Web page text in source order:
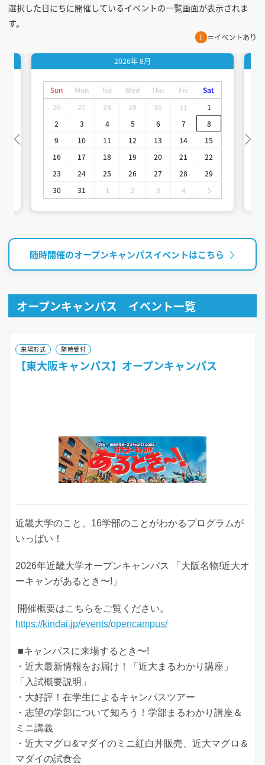
選択した日にちに開催しているイベントの一覧画面が表示されま
す。
1 ＝イベントあり
2026年8月
Sun Mon Tue Wed Thu Fri
Sat
26
27 28 29 30 31
1
2
3 4 5 6 7
8
9
10 11 12 13 14
15
16
17 18 19 20 21
22
23
24 25 26 27 28
29
30
31 1 2 3 4 5
随時開催のオープンキャンパスイベントはこちら
オープンキャンパス イベント一覧
来場形式 随時受付
【東大阪キャンパス】オープンキャンパス
近畿大学のこと、16学部のことがわかるプログラムが
いっぱい！
2026年近畿大学オープンキャンパス 「大阪名物!近大オ
ーキャンがあるとき〜!」
開催概要はこちらをご覧ください。
https://kindai.jp/events/opencampus/
■キャンパスに来場するとき〜!
・近大最新情報をお届け！「近大まるわかり講座」
「入試概要説明」
・大好評！在学生によるキャンパスツアー
・志望の学部について知ろう！学部まるわかり講座＆
ミニ講義
・近大マグロ&マダイのミニ紅白丼販売、近大マグロ＆
マダイの試食会